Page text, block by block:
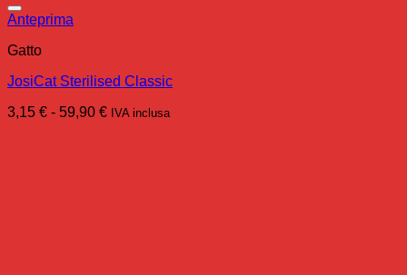
Anteprima
Gatto
JosiCat Sterilised Classic
3,15 € - 59,90 €Fascia
IVA inclusa